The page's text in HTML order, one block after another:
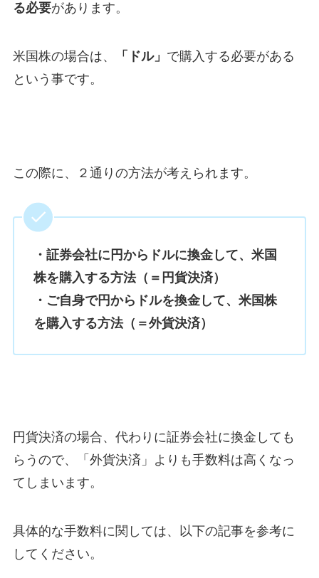
る必要があります。
米国株の場合は、 「ドル」 で購入する必要がある
という事です。
この際に、２通りの方法が考えられます。
・証券会社に円からドルに換金して、米国
株を購入する方法（＝円貨決済）
・ご自身で円からドルを換金して、米国株
を購入する方法（＝外貨決済）
円貨決済の場合、代わりに証券会社に換金しても
らうので、「外貨決済」よりも手数料は高くなっ
てしまいます。
具体的な手数料に関しては、以下の記事を参考に
してください。